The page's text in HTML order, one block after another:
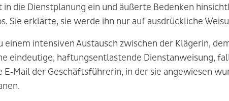
in die Dienstplanung ein und äußerte Bedenken
Sie erklärte, sie werde ihn nur auf ausdrückliche
einem intensiven Austausch zwischen der Klägerin,
eindeutige, haftungsentlastende Dienstanweisung,
E‑Mail der Geschäftsführerin, in der sie angewiesen